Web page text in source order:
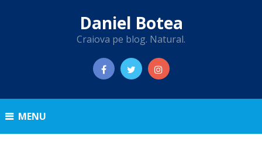
Daniel Botea
Craiova pe blog. Natural.
MENU